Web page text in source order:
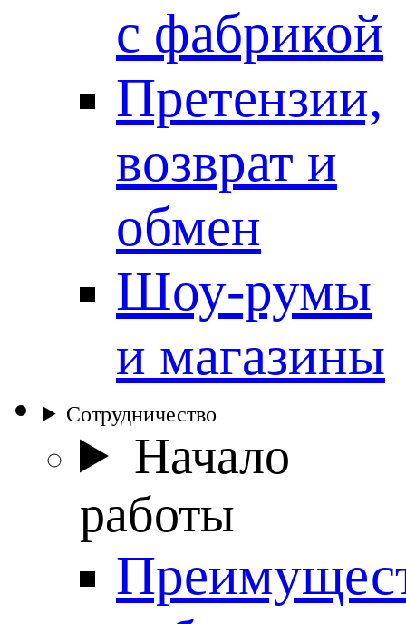
с фабрикой
Претензии,
возврат и
обмен
Шоу-румы
и магазины
Сотрудничество
Начало
работы